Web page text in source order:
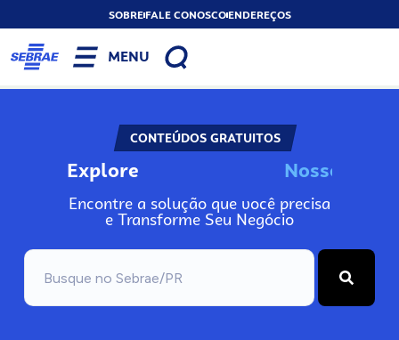
SOBREFALE CONOSCOENDEREÇOS
MENU
CONTEÚDOS GRATUITOS
Explore No
Encontre a solução que você precisa
e Transforme Seu Negócio